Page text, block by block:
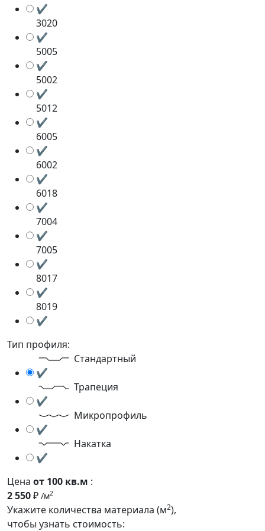
✔
3020
✔
5005
✔
5002
✔
5012
✔
6005
✔
6002
✔
6018
✔
7004
✔
7005
✔
8017
✔
8019
✔
Тип профиля:
Стандартный
✔
Трапеция
✔
Микропрофиль
✔
Накатка
✔
Цена от 100 кв.м :
2 550₽ /м2
Укажите количества материала (м2),
чтобы узнать стоимость: